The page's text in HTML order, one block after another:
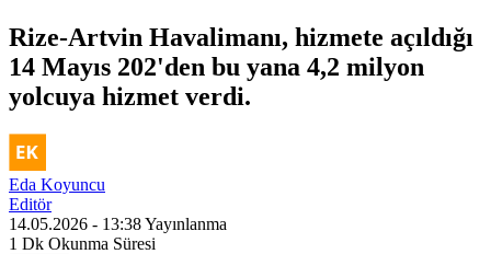
Rize-Artvin Havalimanı, hizmete açıldığı
14 Mayıs 202'den bu yana 4,2 milyon
yolcuya hizmet verdi.
Eda Koyuncu
Editör
14.05.2026 - 13:38Yayınlanma
1 Dk Okunma Süresi